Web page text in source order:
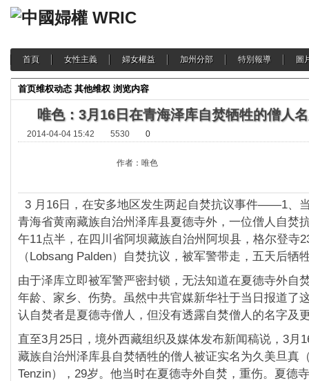
首頁 女性主義 婦女權益 加州分部 特別報導 圖
首页维权动态 其他维权 浏览内容
唯色：3月16日在青海泽库自焚牺牲的僧人
2014-04-04 15:42 5530 0
作者：唯色
3 月16日，在安多地区发生两起自焚抗议事件——1、
青海省黄南藏族自治州泽库县夏德寺外， 一位僧人自焚
午11点半， 在四川省阿坝藏族自治州阿坝县，格尔登寺
（ Lobsang Palden）自焚抗议，被军警带走，五天后牺
由于泽库立即被军警严密封锁， 无法知道在夏德寺外自
年龄、家乡、伤势。 虽然中共官媒新华社于当日报道了
认自焚者是夏德寺僧人，但没有透露自焚僧人的名字及
直至3月25日，境外西藏组织及媒体发布新闻稿说， 3月
藏族自治州泽库县自焚牺牲的僧人被证实名为久美旦真
Tenzin），29岁。他当时在夏德寺外自焚，重伤。 夏德